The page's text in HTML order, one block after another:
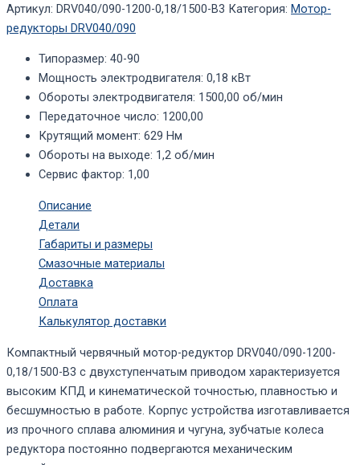
Артикул: DRV040/090-1200-0,18/1500-В3 Категория: Мотор-
редукторы DRV040/090
Типоразмер: 40-90
Мощность электродвигателя: 0,18 кВт
Обороты электродвигателя: 1500,00 об/мин
Передаточное число: 1200,00
Крутящий момент: 629 Нм
Обороты на выходе: 1,2 об/мин
Сервис фактор: 1,00
Описание
Детали
Габариты и размеры
Смазочные материалы
Доставка
Оплата
Калькулятор доставки
Компактный червячный мотор-редуктор DRV040/090-1200-
0,18/1500-В3 с двухступенчатым приводом характеризуется
высоким КПД и кинематической точностью, плавностью и
бесшумностью в работе. Корпус устройства изготавливается
из прочного сплава алюминия и чугуна, зубчатые колеса
редуктора постоянно подвергаются механическим